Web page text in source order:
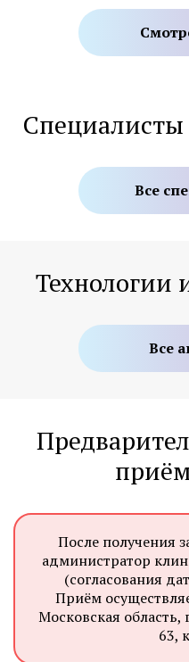
Все
Технологии
Все
После получения
администратор
(согласования
Приём
Московская
63,